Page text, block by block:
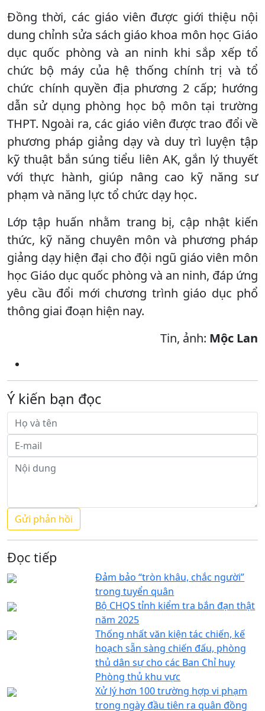
Đồng thời, các giáo viên được giới thiệu nội
dung chỉnh sửa sách giáo khoa môn học Giáo
dục quốc phòng và an ninh khi sắp xếp tổ
chức bộ máy của hệ thống chính trị và tổ
chức chính quyền địa phương 2 cấp; hướng
dẫn sử dụng phòng học bộ môn tại trường
THPT. Ngoài ra, các giáo viên được trao đổi về
phương pháp giảng dạy và duy trì luyện tập
kỹ thuật bắn súng tiểu liên AK, gắn lý thuyết
với thực hành, giúp nâng cao kỹ năng sư
phạm và năng lực tổ chức dạy học.
Lớp tập huấn nhằm trang bị, cập nhật kiến
thức, kỹ năng chuyên môn và phương pháp
giảng dạy hiện đại cho đội ngũ giáo viên môn
học Giáo dục quốc phòng và an ninh, đáp ứng
yêu cầu đổi mới chương trình giáo dục phổ
thông giai đoạn hiện nay.
Tin, ảnh: Mộc Lan
Ý kiến bạn đọc
Đọc tiếp
Đảm bảo “tròn khâu, chắc người”
trong tuyển quân
Bộ CHQS tỉnh kiểm tra bắn đạn thật
năm 2025
Thống nhất văn kiện tác chiến, kế
hoạch sẵn sàng chiến đấu, phòng
thủ dân sự cho các Ban Chỉ huy
Phòng thủ khu vực
Xử lý hơn 100 trường hợp vi phạm
trong ngày đầu tiên ra quân đồng